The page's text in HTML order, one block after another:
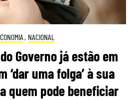
, NACIONAL
Governo já estão em
‘dar uma folga’ à sua
quem pode beneficiar